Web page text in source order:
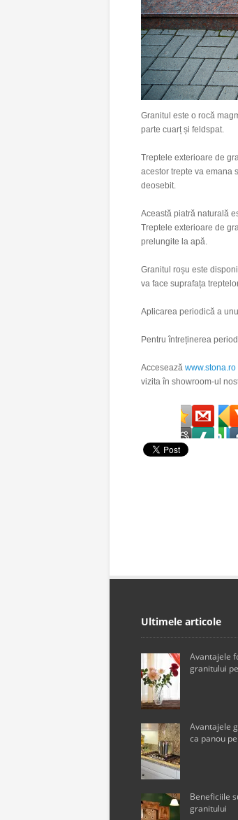
Granitul este o rocă
parte cuarț și feldspat.
Treptele exterioare de
acestor trepte va emana
deosebit.
Această piatră naturală
Treptele exterioare de
prelungite la apă.
Granitul roșu este
va face suprafața
Aplicarea periodică a
Pentru întreținerea
Accesează www.stona.ro
vizita în showroom-ul
Ultimele articole
Avantajele
granitului
Avantajele
ca panou
Beneficiile
granitului